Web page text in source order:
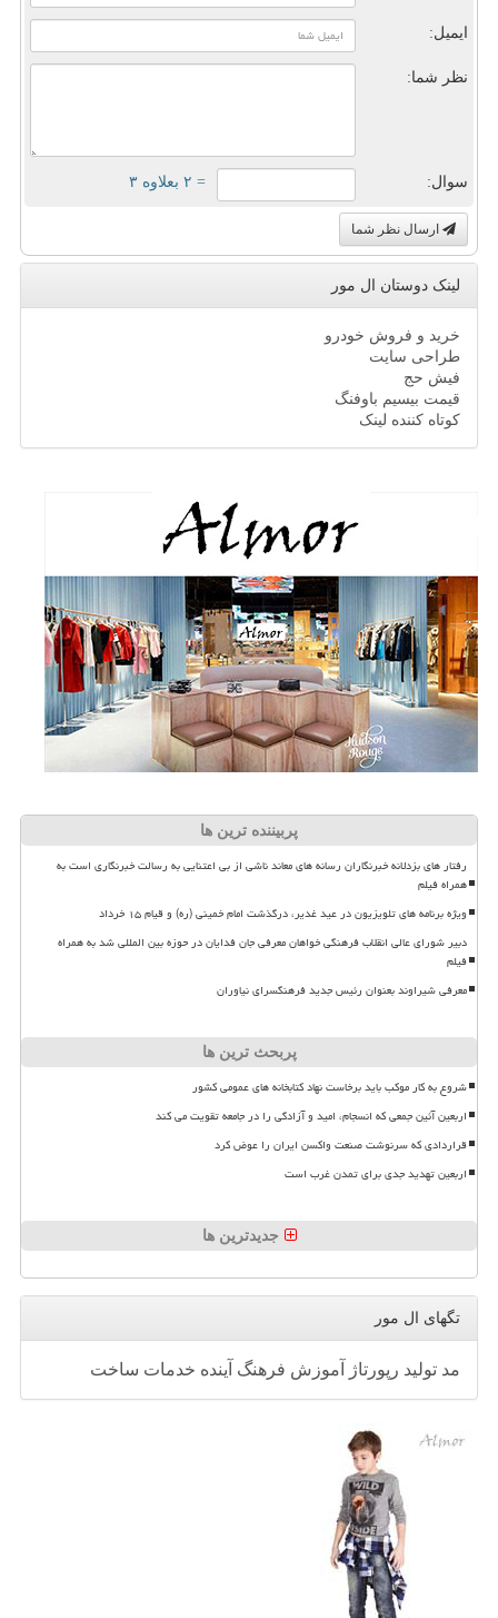
ایمیل:
نظر شما:
سوال: = ۲ بعلاوه ۳
ارسال نظر شما
لینک دوستان ال مور
خرید و فروش خودرو
طراحی سایت
فیش حج
قیمت بیسیم باوفنگ
کوتاه کننده لینک
پربیننده ترین ها
رفتار های بزدلانه خبرنگاران رسانه های معاند ناشی از بی اعتنایی به رسالت خبرنگاری است به
همراه فیلم
ویژه برنامه های تلویزیون در عید غدیر، درگذشت امام خمینی (ره) و قیام ۱۵ خرداد
دبیر شورای عالی انقلاب فرهنگی خواهان معرفی جان فدایان در حوزه بین المللی شد به همراه
فیلم
معرفی شیراوند بعنوان رئیس جدید فرهنگسرای نیاوران
پربحث ترین ها
شروع به کار موکب باید برخاست نهاد کتابخانه های عمومی کشور
اربعین آئین جمعی که انسجام، امید و آزادگی را در جامعه تقویت می کند
قراردادی که سرنوشت صنعت واکسن ایران را عوض کرد
اربعین تهدید جدی برای تمدن غرب است
جدیدترین ها
تگهای ال مور
مد تولید رپورتاژ آموزش فرهنگ آینده خدمات ساخت